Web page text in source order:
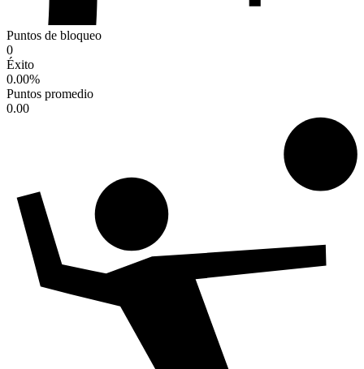
Puntos de bloqueo
0
Éxito
0.00%
Puntos promedio
0.00